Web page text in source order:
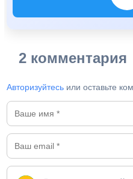
2 комментария
Авторизуйтесь или оставьте